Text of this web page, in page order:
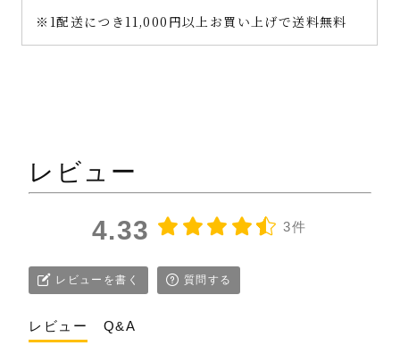
※1配送につき11,000円以上お買い上げで送料無料
レビュー
4.33 3件
レビューを書く 質問する
レビュー Q&A